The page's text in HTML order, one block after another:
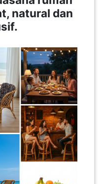
natural dan